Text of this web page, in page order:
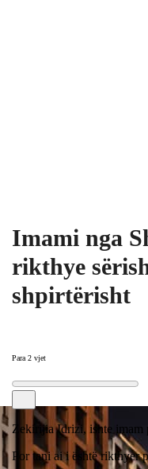
Imami nga
rikthye
shpirtërisht
Para 2 vjet
Zekirijia Idrizi, ishte imam
Por tani ai i është rikthyer